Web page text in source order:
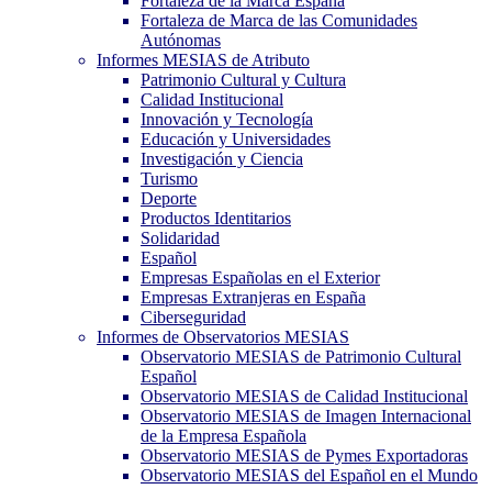
Fortaleza de Marca de las Comunidades
Autónomas
Informes MESIAS de Atributo
Patrimonio Cultural y Cultura
Calidad Institucional
Innovación y Tecnología
Educación y Universidades
Investigación y Ciencia
Turismo
Deporte
Productos Identitarios
Solidaridad
Español
Empresas Españolas en el Exterior
Empresas Extranjeras en España
Ciberseguridad
Informes de Observatorios MESIAS
Observatorio MESIAS de Patrimonio Cultural
Español
Observatorio MESIAS de Calidad Institucional
Observatorio MESIAS de Imagen Internacional
de la Empresa Española
Observatorio MESIAS de Pymes Exportadoras
Observatorio MESIAS del Español en el Mundo